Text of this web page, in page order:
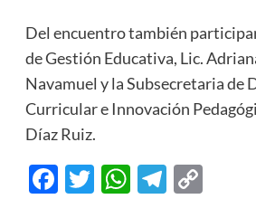
Del encuentro también
de Gestión Educativa, Lic.
Navamuel y la Subsecretaria de
Curricular e Innovación
Díaz Ruiz.
Facebook
Twitter
WhatsApp
Copy